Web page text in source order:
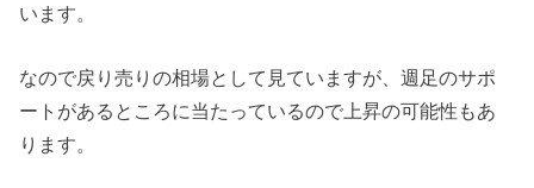
います。
なので戻り売りの相場として見ていますが、週足のサポ
ートがあるところに当たっているので上昇の可能性もあ
ります。